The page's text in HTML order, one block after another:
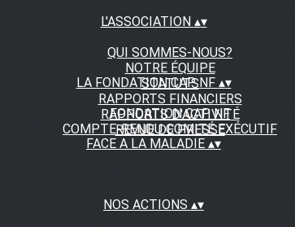
L'ASSOCIATION ▴▾
QUI SOMMES-NOUS?
NOTRE ÉQUIPE
STATUTS
RAPPORTS FINANCIERS
RAPPORTS D'ACTIVITÉ
REVUE DE PRESSE
LA FONDATION CAP NF ▴▾
FONDATION CAP NF
COMPTE-RENDU COMITÉ EXÉCUTIF
FACE A LA MALADIE ▴▾
NOS ACTIONS ▴▾